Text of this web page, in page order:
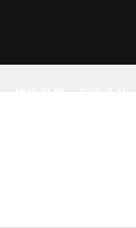
植物世界 远古生物